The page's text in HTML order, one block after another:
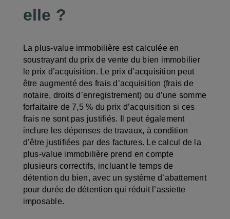
elle ?
La plus-value immobilière est calculée en
soustrayant du prix de vente du bien immobilier
le prix d’acquisition. Le prix d’acquisition peut
être augmenté des frais d’acquisition (frais de
notaire, droits d’enregistrement) ou d’une somme
forfaitaire de 7,5 % du prix d’acquisition si ces
frais ne sont pas justifiés. Il peut également
inclure les dépenses de travaux, à condition
d’être justifiées par des factures. Le calcul de la
plus-value immobilière prend en compte
plusieurs correctifs, incluant le temps de
détention du bien, avec un système d’abattement
pour durée de détention qui réduit l’assiette
imposable.